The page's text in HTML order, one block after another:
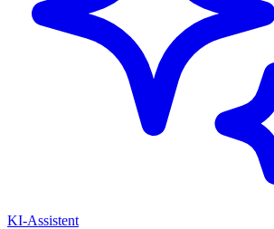
KI-Assistent